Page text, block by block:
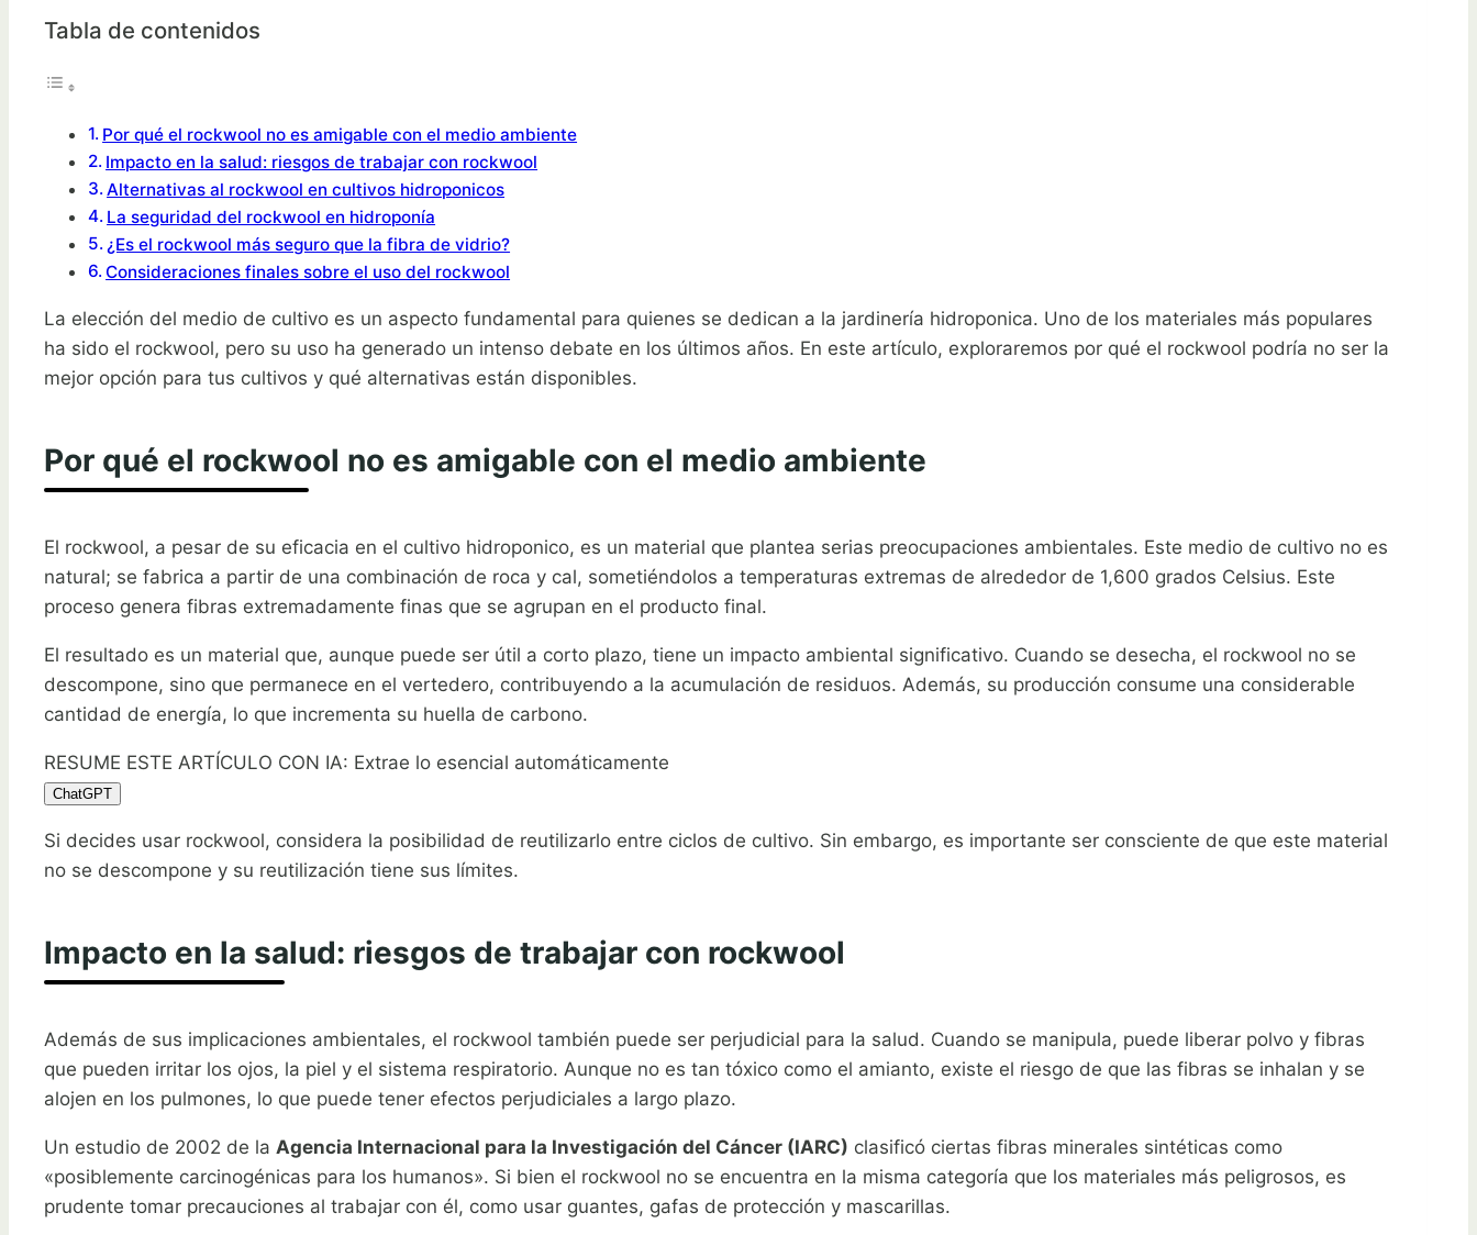
Tabla de contenidos
Por qué el rockwool no es amigable con el medio ambiente
Impacto en la salud: riesgos de trabajar con rockwool
Alternativas al rockwool en cultivos hidroponicos
La seguridad del rockwool en hidroponía
¿Es el rockwool más seguro que la fibra de vidrio?
Consideraciones finales sobre el uso del rockwool
La elección del medio de cultivo es un aspecto fundamental para quienes se dedican a la jardinería hidroponica. Uno de los materiales más populares
ha sido el rockwool, pero su uso ha generado un intenso debate en los últimos años. En este artículo, exploraremos por qué el rockwool podría no ser la
mejor opción para tus cultivos y qué alternativas están disponibles.
Por qué el rockwool no es amigable con el medio ambiente
El rockwool, a pesar de su eficacia en el cultivo hidroponico, es un material que plantea serias preocupaciones ambientales. Este medio de cultivo no es
natural; se fabrica a partir de una combinación de roca y cal, sometiéndolos a temperaturas extremas de alrededor de 1,600 grados Celsius. Este
proceso genera fibras extremadamente finas que se agrupan en el producto final.
El resultado es un material que, aunque puede ser útil a corto plazo, tiene un impacto ambiental significativo. Cuando se desecha, el rockwool no se
descompone, sino que permanece en el vertedero, contribuyendo a la acumulación de residuos. Además, su producción consume una considerable
cantidad de energía, lo que incrementa su huella de carbono.
RESUME ESTE ARTÍCULO CON IA: Extrae lo esencial automáticamente
ChatGPT
Si decides usar rockwool, considera la posibilidad de reutilizarlo entre ciclos de cultivo. Sin embargo, es importante ser consciente de que este material
no se descompone y su reutilización tiene sus límites.
Impacto en la salud: riesgos de trabajar con rockwool
Además de sus implicaciones ambientales, el rockwool también puede ser perjudicial para la salud. Cuando se manipula, puede liberar polvo y fibras
que pueden irritar los ojos, la piel y el sistema respiratorio. Aunque no es tan tóxico como el amianto, existe el riesgo de que las fibras se inhalan y se
alojen en los pulmones, lo que puede tener efectos perjudiciales a largo plazo.
Un estudio de 2002 de la Agencia Internacional para la Investigación del Cáncer (IARC) clasificó ciertas fibras minerales sintéticas como
«posiblemente carcinogénicas para los humanos». Si bien el rockwool no se encuentra en la misma categoría que los materiales más peligrosos, es
prudente tomar precauciones al trabajar con él, como usar guantes, gafas de protección y mascarillas.